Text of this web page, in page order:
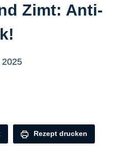
Zimt: Anti-
Rezept drucken